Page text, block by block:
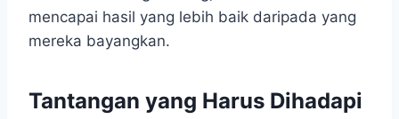
mencapai hasil yang lebih baik daripada yang
mereka bayangkan.
Tantangan yang Harus Dihadapi